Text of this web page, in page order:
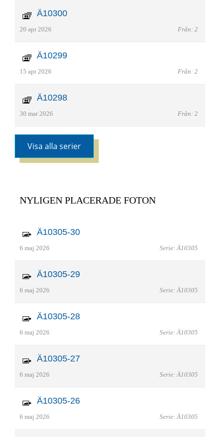
Ä10300
20 apr 2026 Från: 2
Ä10299
15 apr 2026 Från: 2
Ä10298
30 mar 2026 Från: 2
Visa alla serier
NYLIGEN PLACERADE FOTON
Ä10305-30
6 maj 2026 Serie: Ä10305
Ä10305-29
6 maj 2026 Serie: Ä10305
Ä10305-28
6 maj 2026 Serie: Ä10305
Ä10305-27
6 maj 2026 Serie: Ä10305
Ä10305-26
6 maj 2026 Serie: Ä10305